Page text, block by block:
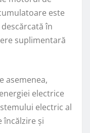
este
în
suplimentară
asemenea,
electrice
electric al
încălzire și